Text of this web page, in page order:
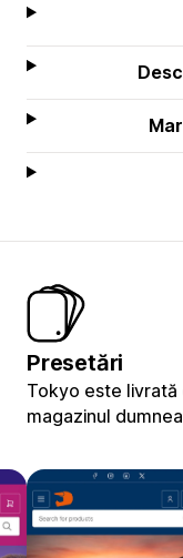
Presetări
Tokyo este
magazinul